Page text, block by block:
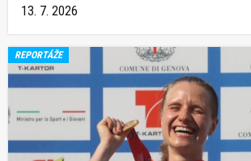
13. 7. 2026
REPORTÁŽE